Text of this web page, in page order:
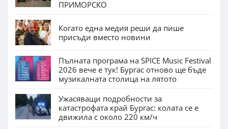
ПРИМОРСКО
Когато една медия реши да пише
присъди вместо новини
Пълната програма на SPICE Music Festival
2026 вече е тук! Бургас отново ще бъде
музикалната столица на лятото
Ужасяващи подробности за
катастрофата край Бургас: колата се е
движила с около 220 км/ч